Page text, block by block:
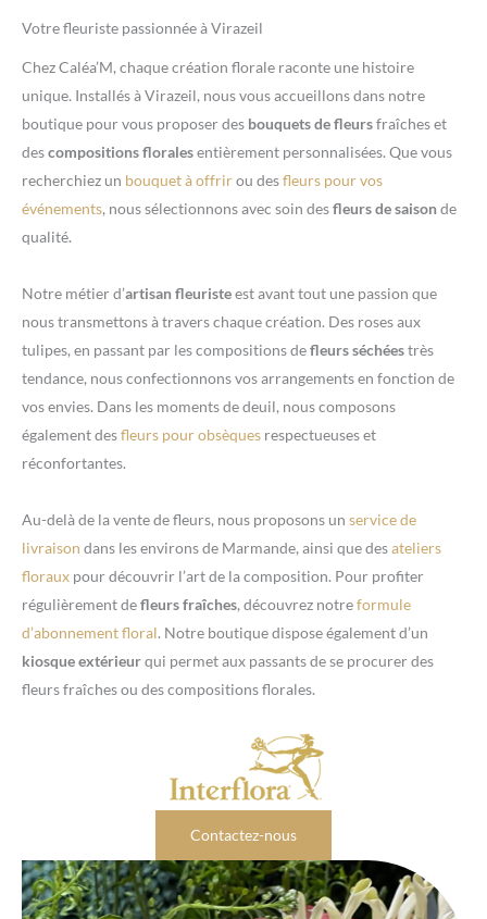
Votre fleuriste passionnée à Virazeil
Chez Caléa’M, chaque création florale raconte une histoire
unique. Installés à Virazeil, nous vous accueillons dans notre
boutique pour vous proposer des bouquets de fleursfraîches et
descompositions floralesentièrement personnalisées. Que vous
recherchiez un bouquet à offrirou desfleurs pour vos
événements, nous sélectionnons avec soin desfleurs de saisonde
qualité.
Notre métier d’artisan fleuristeest avant tout une passion que
nous transmettons à travers chaque création. Des roses aux
tulipes, en passant par les compositions defleurs séchéestrès
tendance, nous confectionnons vos arrangements en fonction de
vos envies. Dans les moments de deuil, nous composons
également desfleurs pour obsèques respectueuses et
réconfortantes.
Au-delà de la vente de fleurs, nous proposons un service de
livraison dans les environs de Marmande, ainsi que desateliers
floraux pour découvrir l’art de la composition. Pour profiter
régulièrement defleurs fraîches, découvrez notreformule
d’abonnement floral. Notre boutique dispose également d’un
kiosque extérieurqui permet aux passants de se procurer des
fleurs fraîches ou des compositions florales.
Contactez-nous